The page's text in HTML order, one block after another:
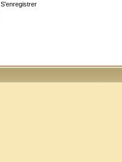
S'enregistrer